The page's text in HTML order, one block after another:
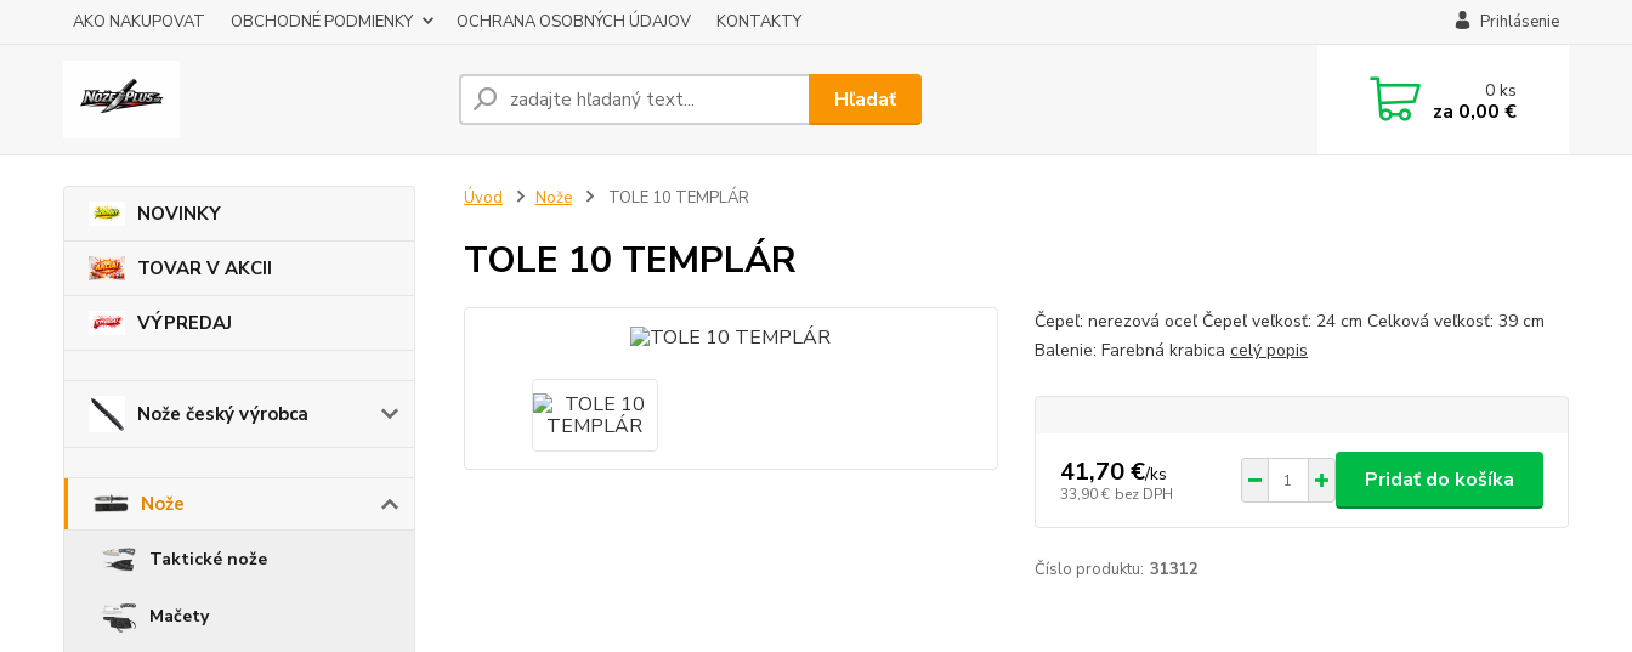
AKO NAKUPOVAT OBCHODNÉ PODMIENKY OCHRANA OSOBNÝCH ÚDAJOV KONTAKTY Prihlásenie
Hľadať 0ks
za 0,00 €
NOVINKY
TOVAR V AKCII
VÝPREDAJ
Nože český výrobca
Nože
Taktické nože
Mačety
Úvod Nože TOLE 10 TEMPLÁR
TOLE 10 TEMPLÁR
Čepeľ: nerezová oceľ Čepeľ veľkosť: 24 cm Celková veľkosť: 39 cm
Balenie: Farebná krabica celý popis
41,70 €/ks
33,90 € bez DPH
Pridať do košíka
Číslo produktu: 31312